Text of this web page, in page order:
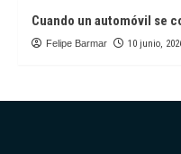
Cuando un automóvil se
Felipe Barmar 10 junio,